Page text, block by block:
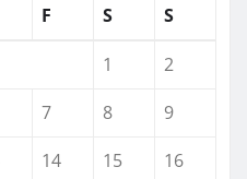
F S S
1
2
7 8
9
14 15
16